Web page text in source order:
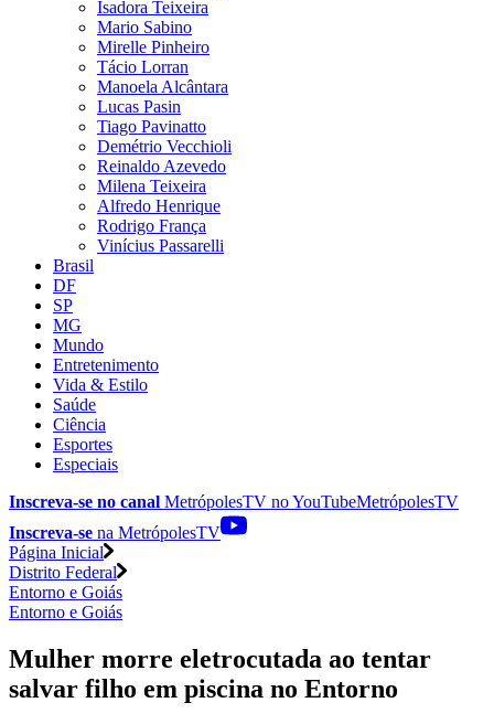
Isadora Teixeira
Mario Sabino
Mirelle Pinheiro
Tácio Lorran
Manoela Alcântara
Lucas Pasin
Tiago Pavinatto
Demétrio Vecchioli
Reinaldo Azevedo
Milena Teixeira
Alfredo Henrique
Rodrigo França
Vinícius Passarelli
Brasil
DF
SP
MG
Mundo
Entretenimento
Vida & Estilo
Saúde
Ciência
Esportes
Especiais
Inscreva-se no canal MetrópolesTV noYouTubeMetrópolesTV
Inscreva-se na MetrópolesTV
Página Inicial
Distrito Federal
Entorno e Goiás
Entorno e Goiás
Mulher morre eletrocutada ao tentar
salvar filho em piscina no Entorno